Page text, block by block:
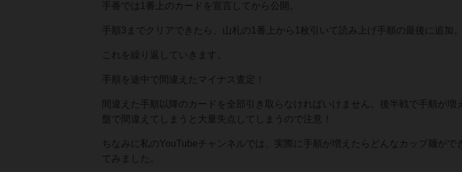
手番では1番上のカードを宣言してから公開。
手順3までクリアできたら、山札の1番上から1枚引いて読み上げ手順の最後に追加。
これを繰り返していきます。
手順を途中で間違えたマイナス査定！
間違えた手順以降のカードを全部引き取らなければいけません。後半戦で手順が増
盤で間違えてしまうと大量失点してしまうので注意！
ちなみに私のYouTubeチャンネルでは、実際に手順が増えたらどんなカップ麺がで
てみました。